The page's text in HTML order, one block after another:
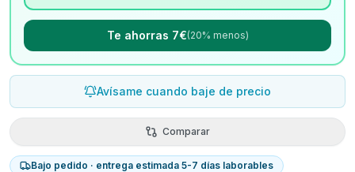
Te ahorras 7€(20% menos)
Avísame cuando baje de precio
Comparar
Bajo pedido · entrega estimada 5-7 días laborables